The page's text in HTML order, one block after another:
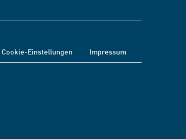
Cookie-Einstellungen Impressum